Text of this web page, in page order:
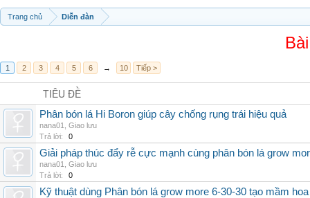
Trang chủ Diễn đàn
1 2 3 4 5 6 → 10 Tiếp >
TIÊU ĐỀ
Phân bón lá Hi Boron giúp cây chống rụng trái hiệu quả
nana01
Giao lưu
Trả lời:
0
Giải pháp thúc đẩy rễ cực mạnh cùng phân bón lá grow
nana01
Giao lưu
Trả lời:
0
Kỹ thuật dùng Phân bón lá grow more 6-30-30 tạo mầm hoa